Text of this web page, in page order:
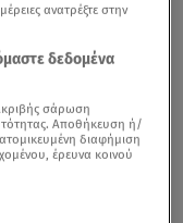
ανατρέξτε στην
δεδομένα
σάρωση
Αποθήκευση ή/
διαφήμιση
έρευνα κοινού